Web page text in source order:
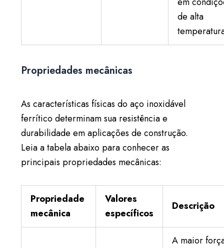
de alta
Propriedades mecânicas
As características físicas do aço inoxidável
ferrítico determinam sua resistência e
durabilidade em aplicações de construção.
Leia a tabela abaixo para conhecer as
principais propriedades mecânicas:
Propriedade
mecânica
Valores
específicos
Descrição
A maior